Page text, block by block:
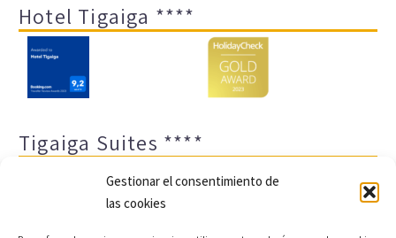
Gestionar el consentimiento de
las cookies
Hotel Tigaiga ****
Tigaiga Suites ****